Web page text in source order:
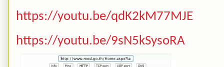
https://youtu.be/qdK2kM77MJE
https://youtu.be/9sN5kSysoRA